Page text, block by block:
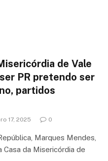
de Vale
PR pretendo ser
partidos
17, 2025 0
Marques Mendes,
da Misericórdia de